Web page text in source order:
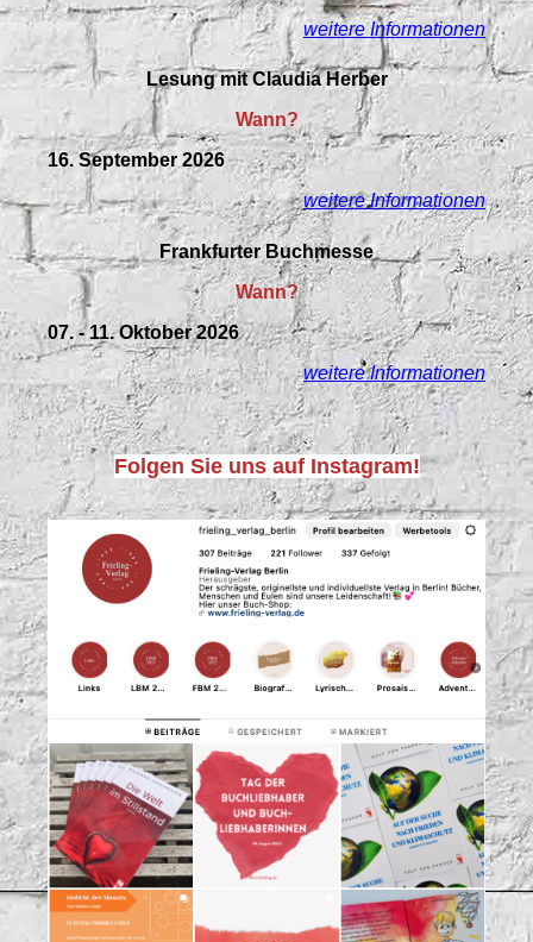
weitere Informationen
Lesung mit Claudia Herber
Wann?
16. September 2026
weitere Informationen
Frankfurter Buchmesse
Wann?
07. - 11. Oktober 2026
weitere Informationen
Folgen Sie uns auf Instagram!